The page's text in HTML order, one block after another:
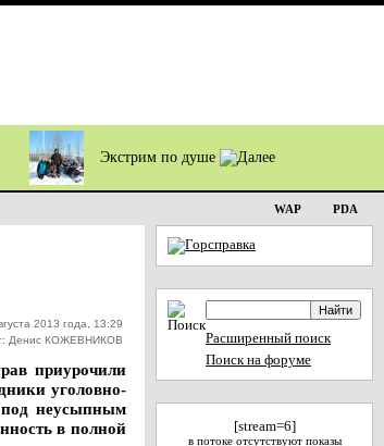
Экстрим по душе
WAP PDA
2013 года, 13:29
Денис КОЖЕВНИКОВ
приурочили
уголовно-
под неусыпным
в полной
Расширенный поиск
Поиск на форуме
[stream=6]
в потоке отсутствуют показы